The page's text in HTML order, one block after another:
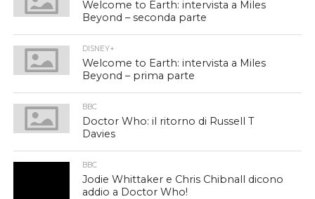
Welcome to Earth: intervista a Miles
Beyond – seconda parte
DISNEY+
Welcome to Earth: intervista a Miles
Beyond – prima parte
BBC
Doctor Who: il ritorno di Russell T
Davies
BBC
Jodie Whittaker e Chris Chibnall dicono
addio a Doctor Who!